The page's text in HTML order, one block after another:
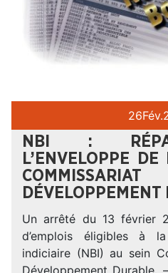
26Fév.
NBI :
L’ENVELOPPE
DÉVELOPPEMENT
Un arrêté du 13 février
d’emplois éligibles à
indiciaire (NBI) au sein
Développement Durable.